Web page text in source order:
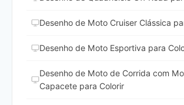
Desenho de Moto Cruiser Clássica
Desenho de Moto Esportiva para
Desenho de Moto de Corrida com
Capacete para Colorir